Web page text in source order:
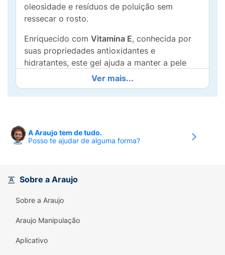
oleosidade e resíduos de poluição sem
ressecar o rosto.
Enriquecido com Vitamina E, conhecida por
suas propriedades antioxidantes e
hidratantes, este gel ajuda a manter a pele
com aspecto saudável e radiante. Sua textura
leve proporciona uma sensação imediata de
frescor e vitalidade. Ideal paratodos os tipos
uma pele suave, macia e perfeitamente limpa
todos os dias.
Limpeza Profunda:
acumuladas durante o dia.
Controle de Oleosidade:
Ver mais...
A Araujo tem de tudo.
Posso te ajudar de alguma forma?
Sobre a Araujo
Sobre a Araujo
Araujo Manipulação
Aplicativo